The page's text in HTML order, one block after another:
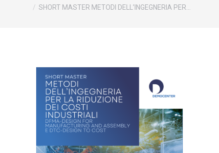
SHORT MASTER METODI DELL’INGEGNERIA PER…